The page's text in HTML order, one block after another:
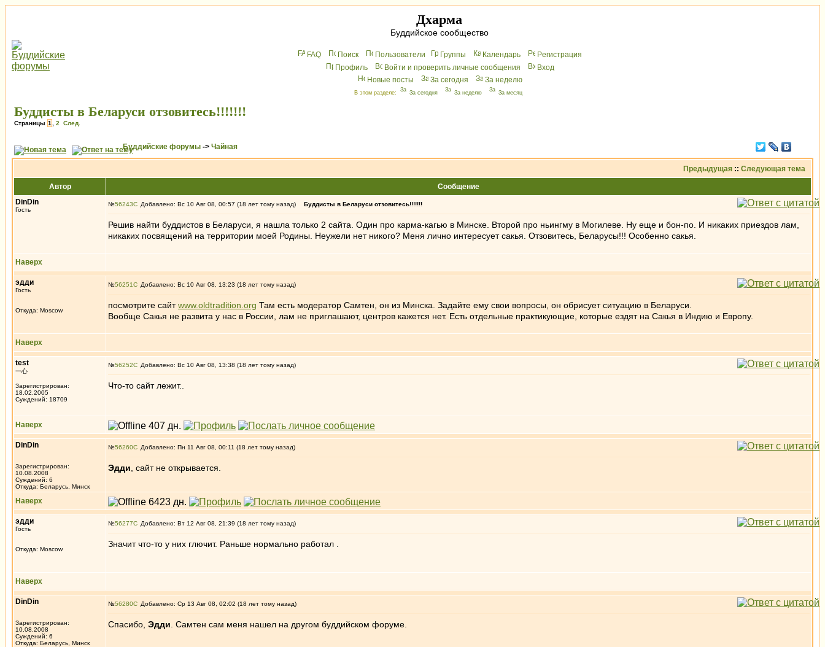
Дхарма
Буддийское сообщество
FAQ Поиск Пользователи Группы Календарь
Peгиcтрaция
Профиль
Войти и проверить личные сообщения
Вхoд
Новые посты
За сегодня За неделю
В этом разделе: За сегодня За неделю За месяц
Буддисты в Беларуси отзовитесь!!!!!!!
Страницы 1 2 След.
Буддийские форумы -> Чайная
Предыдущая :: Следующая тема
Автор
Сообщение
DinDin
Гость
№56243 Добавлено: Вс 10 Авг 08, 00:57 (18 лет тому назад) Буддисты в Беларуси отзовитесь!!!!!!!
Решив найти буддистов в Беларуси, я нашла только 2 сайта. Один про карма-кагью в Минске. Второй про ньингму в Могилеве. Ну еще и бон-по. И никаких приездов лам,
никаких посвящений на территории моей Родины. Неужели нет никого? Меня лично интересует сакья. Отзовитесь, Беларусы!!! Особенно сакья.
Наверх
эдди
Гость
Откуда: Moscow
№56251 Добавлено: Вс 10 Авг 08, 13:23 (18 лет тому назад)
посмотрите сайтwww.oldtradition.org Там есть модератор Самтен, он из Минска. Задайте ему свои вопросы, он обрисует ситуацию в Беларуси.
Вообще Сакья не развита у нас в России, лам не приглашают, центров кажется нет. Есть отдельные практикующие, которые ездят на Сакья в Индию и Европу.
Наверх
test
一心
Зарегистрирован:
18.02.2005
Суждений: 18709
№56252 Добавлено: Вс 10 Авг 08, 13:38 (18 лет тому назад)
Что-то сайт лежит..
Наверх
DinDin
Зарегистрирован:
10.08.2008
Суждений: 6
Откуда: Беларусь, Минск
№56260 Добавлено: Пн 11 Авг 08, 00:11 (18 лет тому назад)
Эдди , сайт не открывается.
Наверх
эдди
Гость
Откуда: Moscow
№56277 Добавлено: Вт 12 Авг 08, 21:39 (18 лет тому назад)
Значит что-то у них глючит. Раньше нормально работал .
Наверх
DinDin
Зарегистрирован:
10.08.2008
Суждений: 6
Откуда: Беларусь, Минск
№56280 Добавлено: Ср 13 Авг 08, 02:02 (18 лет тому назад)
Спасибо, Эдди . Самтен сам меня нашел на другом буддийском форуме.